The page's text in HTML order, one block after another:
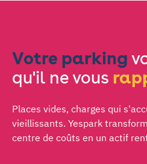
Votre parking
qu'il ne vous
Places vides, charges qui
vieillissants. Yespark
centre de coûts en un actif